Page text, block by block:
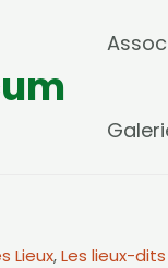
Lieux,Les lieux-dits